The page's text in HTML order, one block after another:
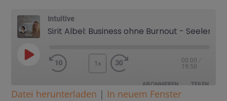
Intuitive
1x 00:00
19:50
ABONNIEREN TEILEN
Datei herunterladen | In neuem Fenster